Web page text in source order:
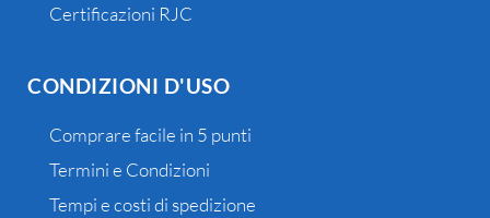
Certificazioni RJC
CONDIZIONI D'USO
Comprare facile in 5 punti
Termini e Condizioni
Tempi e costi di spedizione